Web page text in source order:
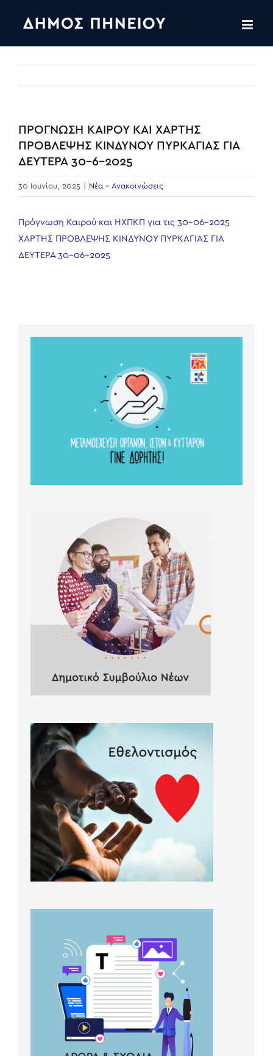
ΠΡΟΓΝΩΣΗ ΚΑΙΡΟΥ ΚΑΙ ΧΑΡΤΗΣ
ΠΡΟΒΛΕΨΗΣ ΚΙΝΔΥΝΟΥ ΠΥΡΚΑΓΙΑΣ ΓΙΑ
ΔΕΥΤΕΡΑ 30-6-2025
30 Ιουνίου, 2025 Νέα - Ανακοινώσεις
Πρόγνωση Καιρού και ΗΧΠΚΠ για τις 30-06-2025
ΧΑΡΤΗΣ ΠΡΟΒΛΕΨΗΣ ΚΙΝΔΥΝΟΥ ΠΥΡΚΑΓΙΑΣ ΓΙΑ
ΔΕΥΤΕΡΑ 30-06-2025